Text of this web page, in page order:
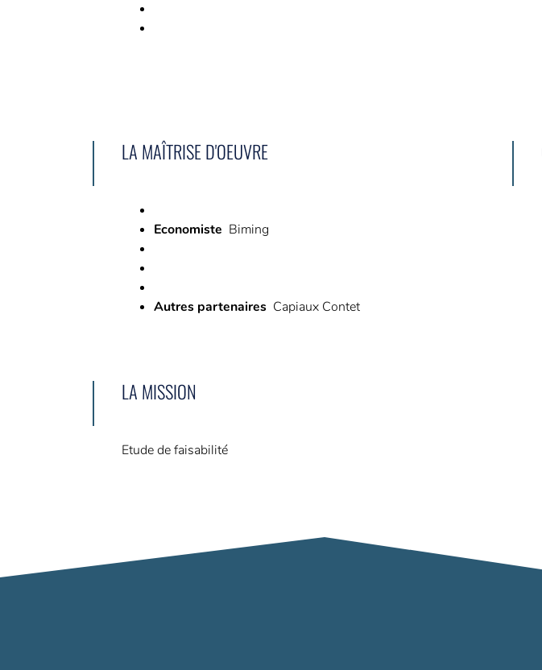
LA MAÎTRISE D'OEUVRE
Economiste Biming
Autres partenaires Capiaux Contet
LA MISSION
Etude de faisabilité